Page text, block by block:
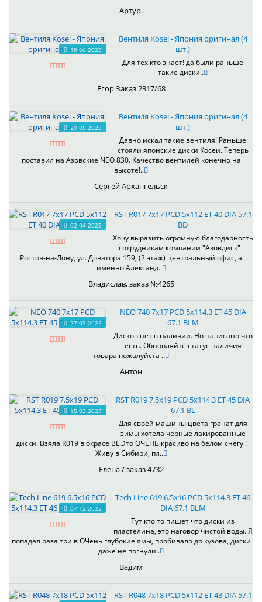
Артур.
18.06.2023
Вентиля Kosei - Япония оригинал (4
шт.)
Для тех кто знает! да были раньше
такие диски..
Егор Заказ 2317/68
20.05.2023
Вентиля Kosei - Япония оригинал (4
шт.)
Давно искал такие вентиля! Раньше
стояли японские диски Косеи. Теперь
поставил на Азовские NEO 830. Качество вентилей конечно на
высоте!..
Сергей Архангельск
02.04.2023
RST R017 7x17 PCD 5x112 ET 40 DIA 57.1
BD
Хочу выразить огромную благодарность
сотрудникам компании "Азовдиск" г.
Ростов-на-Дону, ул. Доватора 159, (2 этаж) центральный офис, а
именно Александ..
Владислав, заказ №4265
27.03.2023
NEO 740 7x17 PCD 5x114.3 ET 45 DIA
67.1 BLM
Дисков нет в наличии. Но написано что
есть. Обновляйте статус наличия
товара пожалуйста ..
Антон
15.03.2023
RST R019 7.5x19 PCD 5x114.3 ET 45 DIA
67.1 BL
Для своей машины цвета гранат для
зимы хотела черные лакированные
диски. Взяла R019 в окрасе BL.Это ОЧЕНЬ красиво на белом снегу !
Живу в Сибири, пл..
Елена / заказ 4732
07.12.2022
Tech Line 619 6.5x16 PCD 5x114.3 ET 46
DIA 67.1 BLM
Тут кто то пишет что диски из
пластелина, это наговор чистой воды. Я
попадал раза три в ОЧень глубокие ямы, пробивало до кузова, диски
даже не погнули..
Вадим
RST R048 7x18 PCD 5x112 ET 43 DIA 57.1